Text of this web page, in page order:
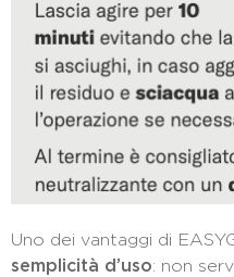
Uno dei vantaggi di
semplicità d’uso: non